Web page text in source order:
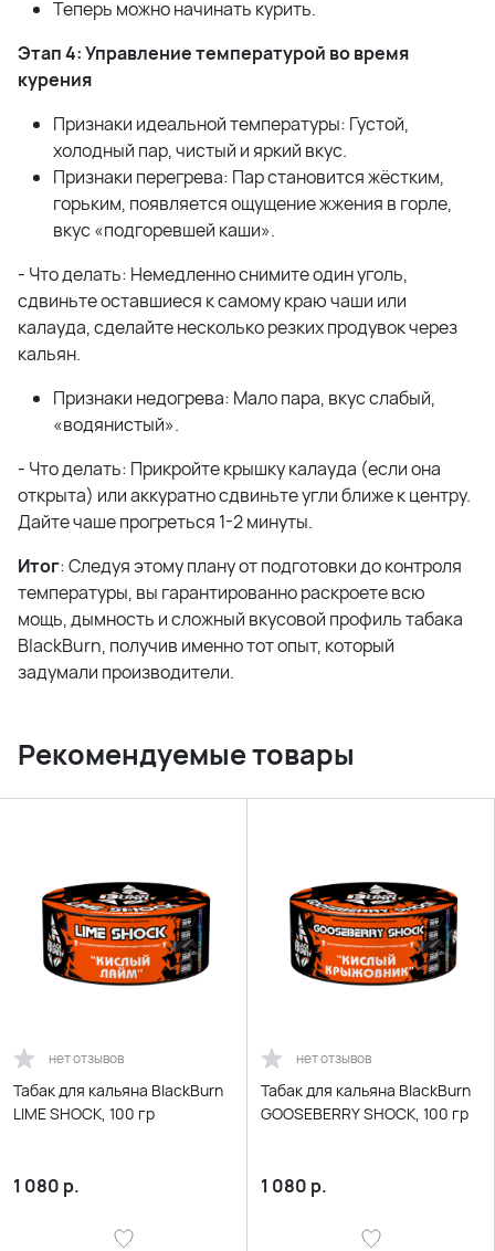
Теперь можно начинать курить.
Этап 4: Управление температурой во время
курения
Признаки идеальной температуры: Густой,
холодный пар, чистый и яркий вкус.
Признаки перегрева: Пар становится жёстким,
горьким, появляется ощущение жжения в горле,
вкус «подгоревшей каши».
- Что делать: Немедленно снимите один уголь,
сдвиньте оставшиеся к самому краю чаши или
калауда, сделайте несколько резких продувок через
кальян.
Признаки недогрева: Мало пара, вкус слабый,
«водянистый».
- Что делать: Прикройте крышку калауда (если она
открыта) или аккуратно сдвиньте угли ближе к центру.
Дайте чаше прогреться 1-2 минуты.
Итог: Следуя этому плану от подготовки до контроля
температуры, вы гарантированно раскроете всю
мощь, дымность и сложный вкусовой профиль табака
BlackBurn, получив именно тот опыт, который
задумали производители.
Рекомендуемые товары
нет отзывов
Табак для кальяна BlackBurn
LIME SHOCK, 100 гр
1 080 р.
нет отзывов
Табак для кальяна BlackBurn
GOOSEBERRY SHOCK, 100 гр
1 080 р.